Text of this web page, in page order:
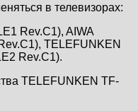
в телевизорах:
Rev.C1), AIWA
TELEFUNKEN
Rev.C1).
TELEFUNKEN TF-